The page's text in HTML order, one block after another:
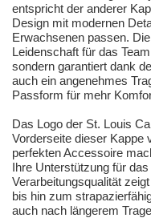
entspricht der anderer
Design mit modernen
Erwachsenen passen.
Leidenschaft für das
sondern garantiert dank
auch ein angenehmes
Passform für mehr
Das Logo der St. Louis
Vorderseite dieser Kappe
perfekten Accessoire
Ihre Unterstützung für
Verarbeitungsqualität
bis hin zum
auch nach längerem